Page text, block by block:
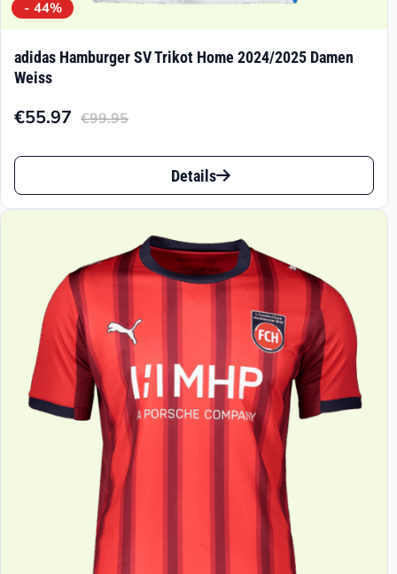
- 44%
adidas Hamburger SV Trikot Home 2024/2025 Damen
Weiss
€99.95
Ursprünglicher
Preis
€99.95
€55.97
Aktueller
Preis
€55.97.
Dieses
Produkt
Varianten
auf.
Die
Optionen
können
Produktseite
Details